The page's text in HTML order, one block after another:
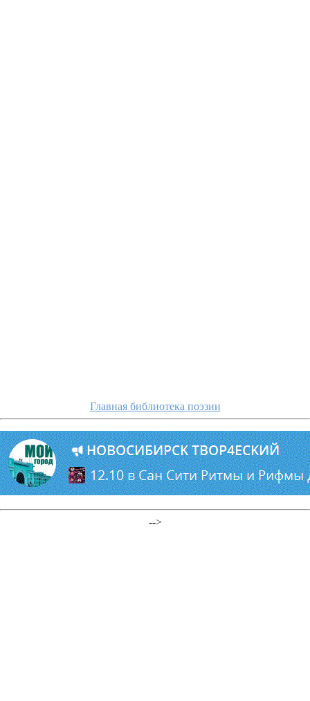
Главная библиотека поэзии
-->